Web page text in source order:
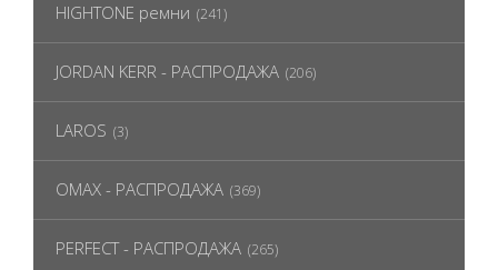
HIGHTONE ремни (241)
JORDAN KERR - РАСПРОДАЖА (206)
LAROS (3)
OMAX - РАСПРОДАЖА (369)
PERFECT - РАСПРОДАЖА (265)